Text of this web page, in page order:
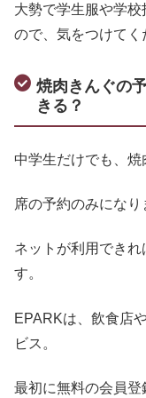
大勢で学生服や学
ので、気をつけてく
焼肉きんぐの
きる？
中学生だけでも、焼
席の予約のみになり
ネットが利用できれ
す。
EPARKは、飲食店
ビス。
最初に無料の会員登